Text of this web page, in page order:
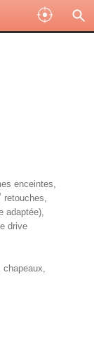
enceintes,
retouches,
adaptée),
drive
chapeaux,